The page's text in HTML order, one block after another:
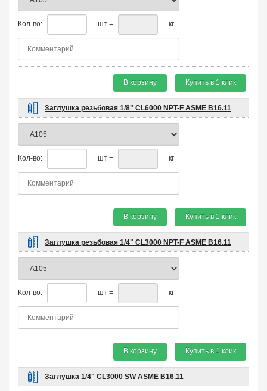
Кол-во: шт = кг
В корзину Купить в 1 клик
Заглушка резьбовая 1/8" CL6000 NPT-F ASME B16.11
Кол-во: шт = кг
В корзину Купить в 1 клик
Заглушка резьбовая 1/4" CL3000 NPT-F ASME B16.11
Кол-во: шт = кг
В корзину Купить в 1 клик
Заглушка 1/4" CL3000 SW ASME B16.11